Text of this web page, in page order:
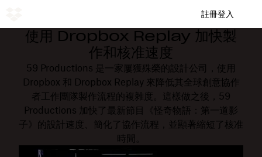
註冊登入
使用 Dropbox Replay 加快製
作和核准速度
59 Productions 是一家屢獲殊榮的設計公司，使用
Dropbox 和 Dropbox Replay 來降低其全球創意協作
者工作團隊製作流程的複雜度。這樣做之後，59
Productions 加快了最新節目《怪奇物語：第一道影
子》的設計速度、簡化了協作流程，並顯著縮短了核准
時間。